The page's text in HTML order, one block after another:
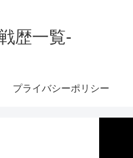
歴一覧-
プライバシーポリシー